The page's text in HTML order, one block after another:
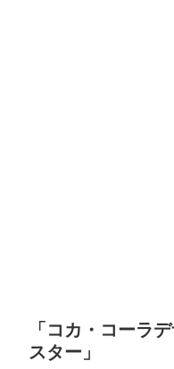
「コカ・コーラ
スター」